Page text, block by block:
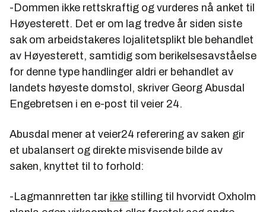
-Dommen ikke rettskraftig og vurderes nå anket til
Høyesterett. Det er om lag tredve år siden siste
sak om arbeidstakeres lojalitetsplikt ble behandlet
av Høyesterett, samtidig som berikelsesavståelse
for denne type handlinger aldri er behandlet av
landets høyeste domstol, skriver Georg Abusdal
Engebretsen i en e-post til veier 24.
Abusdal mener at veier24 referering av saken gir
et ubalansert og direkte misvisende bilde av
saken, knyttet til to forhold:
-Lagmannretten tar ikke stilling til hvorvidt Oxholm